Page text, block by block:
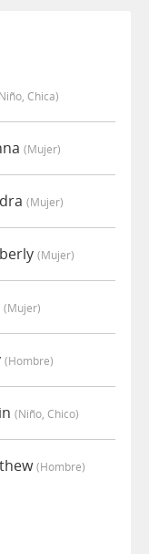
Chica)
(mujer)
(mujer)
(mujer)
(mujer)
(hombre)
(niño, Chico)
(hombre)